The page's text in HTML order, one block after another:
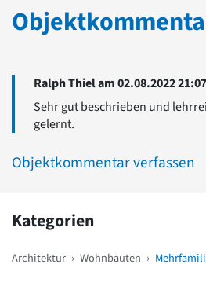
Ralph Thiel am 02.08.2022
Sehr gut beschrieben und
gelernt.
Objektkommentar verfassen
Kategorien
Architektur › Wohnbauten ›